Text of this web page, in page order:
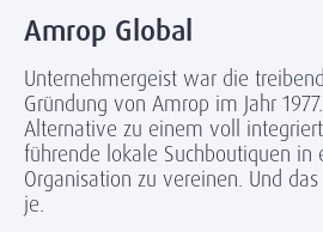
Amrop Global
Unternehmergeist war die
Gründung von Amrop im Jahr
Alternative zu einem voll
führende lokale Suchboutiquen in
Organisation zu vereinen. Und
je.